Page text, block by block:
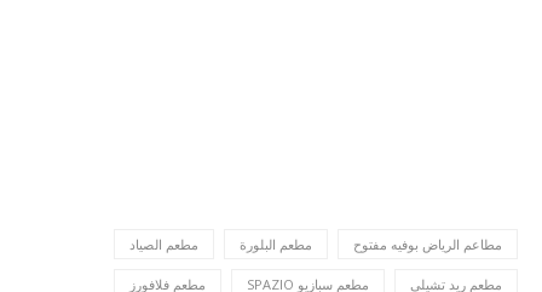
مطاعم الرياض بوفيه مفتوح مطعم البلورة مطعم الصياد
مطعم ريد تشيلي مطعم سبازيو SPAZIO مطعم فلافورز